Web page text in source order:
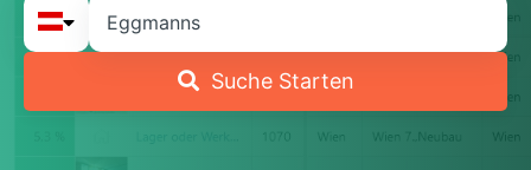
Suche Starten